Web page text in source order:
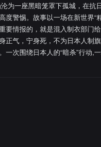
为一座黑暗笼罩下孤城，在抗
警惕。故事以一场在新世界“
情报的，就是混入制衣部门
正气，宁身死，不为日本人制
次围绕日本人的“暗杀”行动,一